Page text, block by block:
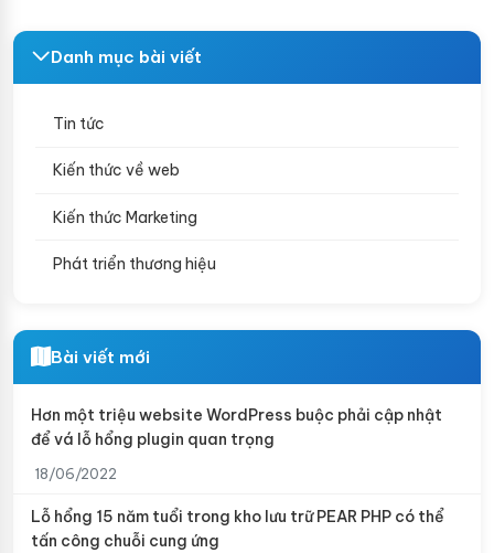
Danh mục bài viết
Tin tức
Kiến thức về web
Kiến thức Marketing
Phát triển thương hiệu
Bài viết mới
Hơn một triệu website WordPress buộc phải cập nhật
để vá lỗ hổng plugin quan trọng
18/06/2022
Lỗ hổng 15 năm tuổi trong kho lưu trữ PEAR PHP có thể
tấn công chuỗi cung ứng